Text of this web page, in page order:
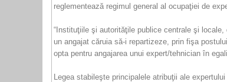
reglementează regimul general al ocupaţiei de
“Instituţiile şi autorităţile publice centrale şi
un angajat căruia să-i repartizeze, prin fişa
opta pentru angajarea unui expert/tehnician în
Legea stabileşte principalele atribuţii ale